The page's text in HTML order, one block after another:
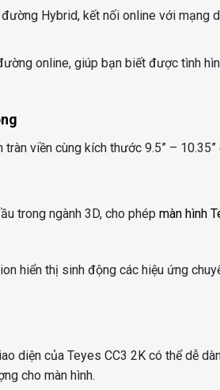
Hybrid, kết nối online với mạng
online, giúp bạn biết được tình
tràn viền cùng kích thước 9.5” –
trong ngành 3D, cho phép màn hình
hiển thị sinh động các hiệu ứng
diện của Teyes CC3 2K có thể dễ
cho màn hình.